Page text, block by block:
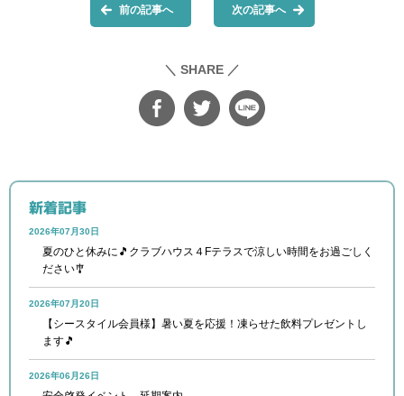
前の記事へ 次の記事へ
＼ SHARE ／
新着記事
2026年07月30日
夏のひと休みに🎵クラブハウス４Fテラスで涼しい時間をお過ごしく
ださい🎐
2026年07月20日
【シースタイル会員様】暑い夏を応援！凍らせた飲料プレゼントし
ます🎵
2026年06月26日